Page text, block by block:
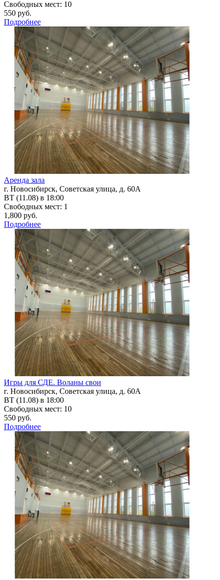
Свободных мест: 10
550 руб.
Подробнее
Аренда зала
г. Новосибирск, Советская улица, д. 60А
ВТ (11.08) в 18:00
Свободных мест: 1
1,800 руб.
Подробнее
Игры для СДЕ. Воланы свои
г. Новосибирск, Советская улица, д. 60А
ВТ (11.08) в 18:00
Свободных мест: 10
550 руб.
Подробнее